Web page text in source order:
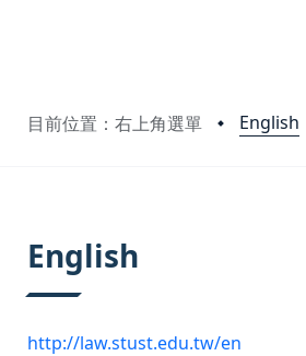
目前位置：右上角選單 English
English
http://law.stust.edu.tw/en